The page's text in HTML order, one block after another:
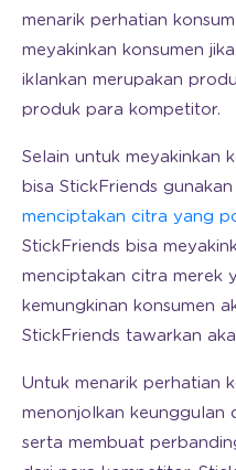
menarik perhatian
meyakinkan konsumen
iklankan merupakan
produk para kompetitor.
Selain untuk meyakinkan
bisa StickFriends
menciptakan citra yang
StickFriends bisa
menciptakan citra merek
kemungkinan konsumen
StickFriends tawarkan
Untuk menarik perhatian
menonjolkan
serta membuat